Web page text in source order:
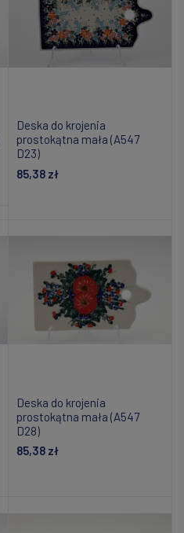
Deska do krojenia
prostokątna mała (A547
D23)
85,38 zł
Deska do krojenia
prostokątna mała (A547
D28)
85,38 zł